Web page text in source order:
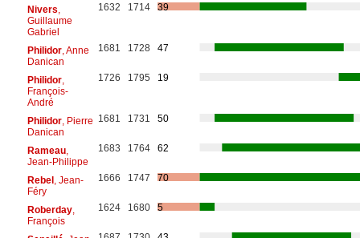
Nivers
Guillaume
Gabriel
1632 1714 39
Philidor, Anne
Danican
1681 1728 47
Philidor,
François-
André
1726 1795 19
Philidor, Pierre
Danican
1681 1731 50
Rameau,
Jean-Philippe
1683 1764 62
Rebel, Jean-
Féry
1666 1747 70
Roberday,
François
1624 1680 5